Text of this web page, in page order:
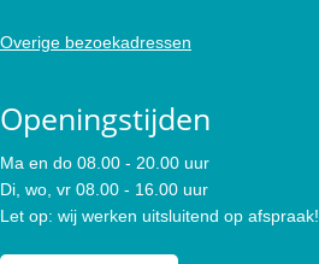
Overige bezoekadressen
Openingstijden
Ma en do 08.00 - 20.00 uur
Di, wo, vr 08.00 - 16.00 uur
Let op: wij werken uitsluitend op afspraak!